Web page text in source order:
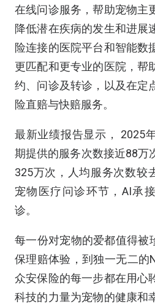
在线问诊服务，帮助宠物主
降低潜在疾病的发生和进展
险连接的医院平台和智能数
更匹配和更专业的医院，帮
约、问诊及转诊，以及在定
险直赔与快赔服务。
最新业绩报告显示， 2025
期提供的服务次数接近88万
325万次，人均服务次数较
宠物医疗问诊环节，AI承
诊。
每一份对宠物的爱都值得被
保理赔体验，到独一无二的
众安保险的每一步都在用心
科技的力量为宠物的健康和